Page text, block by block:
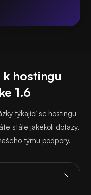
hostingu
1.6
týkající se hostingu
stále jakékoli dotazy,
týmu podpory.